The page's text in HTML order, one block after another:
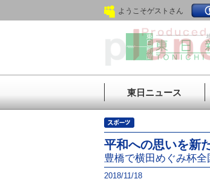
ようこそゲストさん
東日ニュース
平和への思いを新
豊橋で横田めぐみ杯
2018/11/18